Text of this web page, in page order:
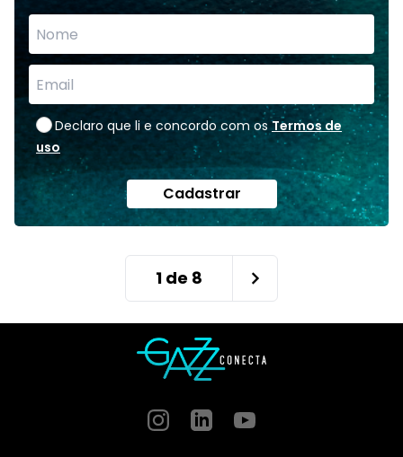
Declaro que li e concordo com os Termos de
uso
Cadastrar
1de 8
InstagramGitHubGitHub